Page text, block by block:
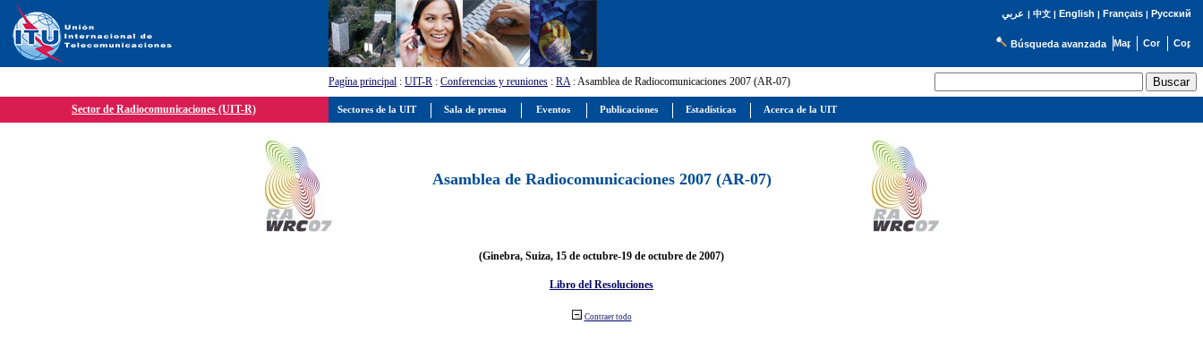
عربي | 中文| English | Français| Русский
Búsqueda avanzada
Pagína principal : UIT-R : Conferencias y reuniones : RA: Asamblea de Radiocomunicaciones 2007 (AR-07)
Sector de Radiocomunicaciones (UIT-R)
Asamblea de Radiocomunicaciones 2007 (AR-07)
(Ginebra, Suiza, 15 de octubre-19 de octubre de 2007)
Libro del Resoluciones
Contraer todo
Sectores de la UIT Sala de prensa Eventos Publicaciones Estadísticas Acerca de la UIT